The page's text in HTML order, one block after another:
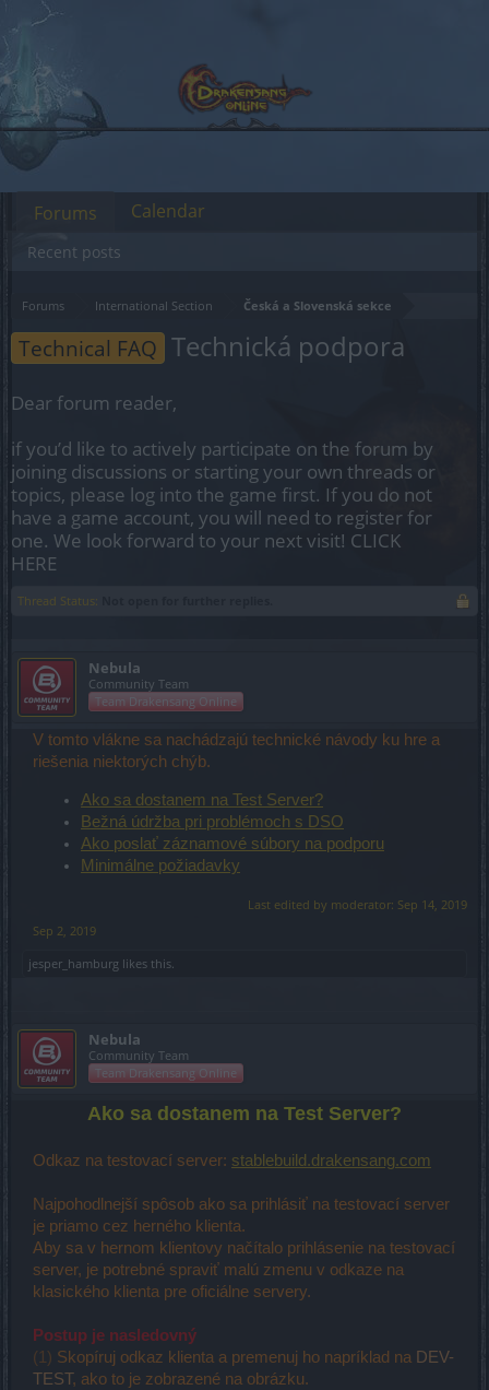
Forums International Section Česká a Slovenská sekce
Technical FAQ Technická podpora
Dear forum reader,
if you’d like to actively participate on the forum by
joining discussions or starting your own threads or
topics, please log into the game first. If you do not
have a game account, you will need to register for
one. We look forward to your next visit! CLICK
HERE
Thread Status:
Nebula
Community Team
Team Drakensang Online
V tomto vlákne sa nachádzajú technické návody ku hre a
riešenia niektorých chýb.
Ako sa dostanem na Test Server?
Bežná údržba pri problémoch s DSO
Ako poslať záznamové súbory na podporu
Minimálne požiadavky
Last edited by moderator: Sep 14, 2019
Sep 2, 2019
jesper_hamburg likes this.
Nebula
Community Team
Team Drakensang Online
Ako sa dostanem na Test Server?
Odkaz na testovací server: stablebuild.drakensang.com
Najpohodlnejší spôsob ako sa prihlásiť na testovací server
je priamo cez herného klienta.
Aby sa v hernom klientovy načítalo prihlásenie na testovací
server, je potrebné spraviť malú zmenu v odkaze na
klasického klienta pre oficiálne servery.
Postup je nasledovný
(1) Skopíruj odkaz klienta a premenuj ho napríklad na DEV-
TEST, ako to je zobrazené na obrázku.
Forums
Recent posts
Calendar